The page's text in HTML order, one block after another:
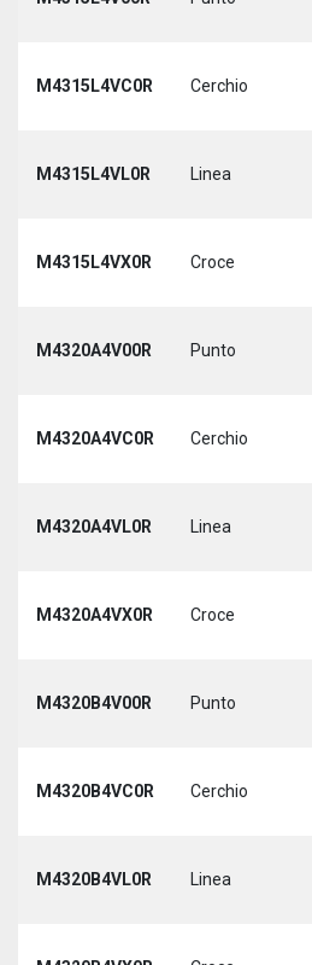
M4315L4VC0R Cerchio
M4315L4VL0R Linea
M4315L4VX0R Croce
M4320A4V00R Punto
M4320A4VC0R Cerchio
M4320A4VL0R Linea
M4320A4VX0R Croce
M4320B4V00R Punto
M4320B4VC0R Cerchio
M4320B4VL0R Linea